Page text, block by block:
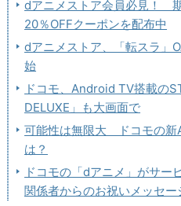
dアニメストア会員必見！
20％OFFクーポンを配布中
dアニメストア、「転スラ」
始
ドコモ、Android TV搭載の
DELUXE」も大画面で
可能性は無限大 ドコモの新
は？
ドコモの「dアニメ」がサー
関係者からのお祝いメッセー